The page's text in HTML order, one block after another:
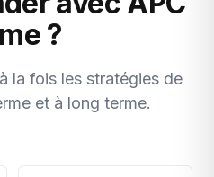
?
la fois les stratégies de
et à long terme.